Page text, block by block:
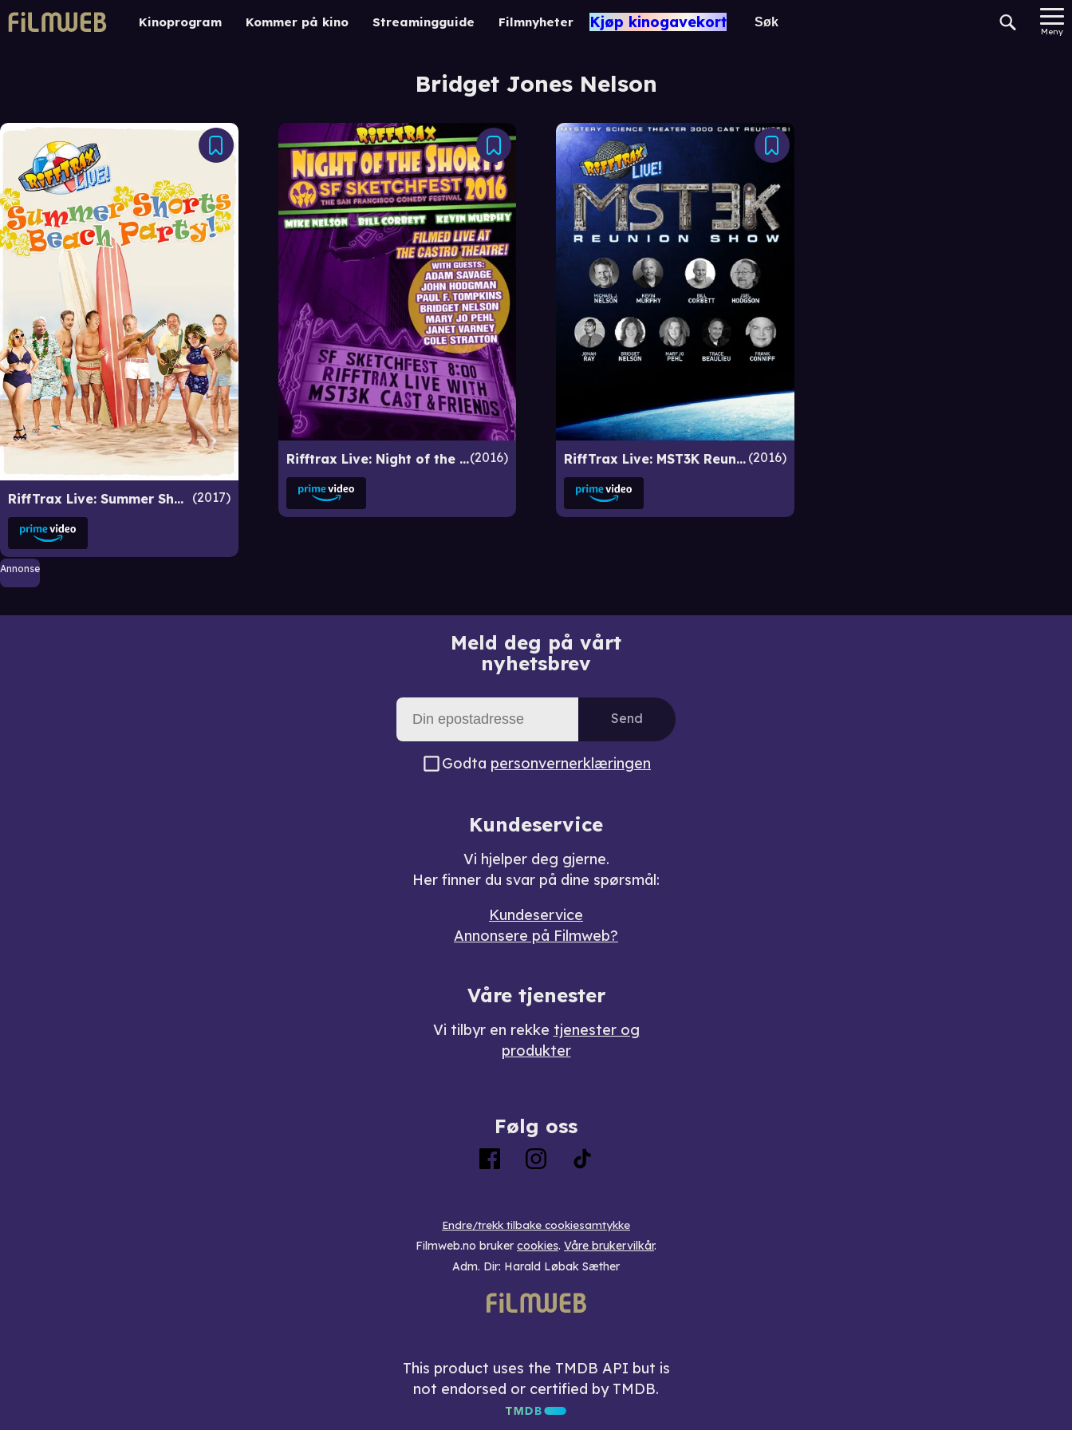
Kinoprogram Kommer på kino Streamingguide Filmnyheter Kjøp kinogavekort
Meny
Bridget Jones Nelson
RiffTrax Live: Summer Shorts Beach Party 2017
Rifftrax Live: Night of the Shorts - SF Sketchfest 2016 2016 RiffTrax Live: MST3K Reunion 2016
Annonse
Meld deg på vårt
nyhetsbrev
Send
Godta personvernerklæringen
Kundeservice
Vi hjelper deg gjerne.
Her finner du svar på dine spørsmål:
Kundeservice
Annonsere på Filmweb?
Våre tjenester
Vi tilbyr en rekke tjenester og
produkter
Følg oss
Endre/trekk tilbake cookiesamtykke
Filmweb.no bruker cookies. Våre brukervilkår.
Adm. Dir: Harald Løbak Sæther
This product uses the TMDB API but is
not endorsed or certified by TMDB.